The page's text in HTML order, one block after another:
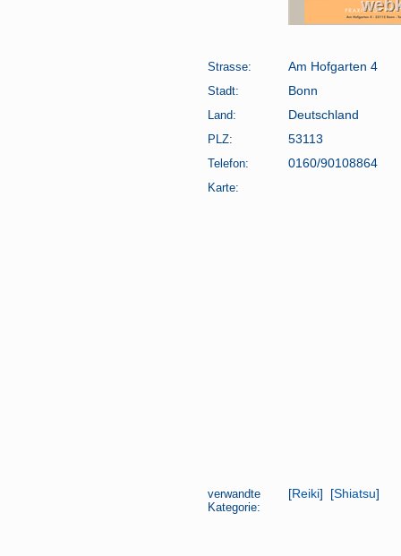
Strasse:
Am Hofgarten 4
Stadt:
Bonn
Land:
Deutschland
PLZ:
53113
Telefon:
0160/90108864
Karte:
verwandte
Kategorie:
[Reiki] [Shiatsu]